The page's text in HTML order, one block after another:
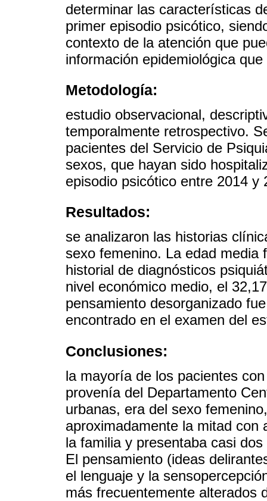
determinar las características
primer episodio psicótico,
contexto de la atención que
información epidemiológica
Metodología:
estudio observacional,
temporalmente retrospectivo.
pacientes del Servicio de
sexos, que hayan sido
episodio psicótico entre 2014 y
Resultados:
se analizaron las historias
sexo femenino. La edad
historial de diagnósticos
nivel económico medio, el
pensamiento desorganizado
encontrado en el examen del
Conclusiones:
la mayoría de los pacientes
provenía del Departamento
urbanas, era del sexo
aproximadamente la mitad con
la familia y presentaba casi
El pensamiento (ideas
el lenguaje y la
más frecuentemente alterados